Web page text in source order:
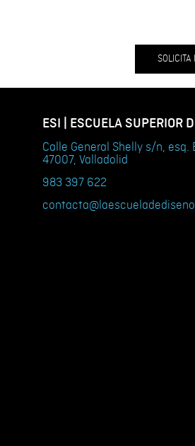
SOLICITA
ESI | ESCUELA SUPERIOR
Calle General Shelly s/n, esq.
47007, Valladolid
983 397 622